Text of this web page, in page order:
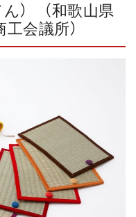
） （和歌山県
会議所）